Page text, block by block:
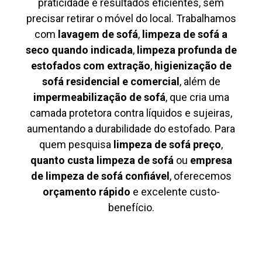
praticidade e resultados eficientes, sem
precisar retirar o móvel do local. Trabalhamos
com lavagem de sofá, limpeza de sofá a
seco quando indicada, limpeza profunda de
estofados com extração, higienização de
sofá residencial e comercial , além de
impermeabilização de sofá, que cria uma
camada protetora contra líquidos e sujeiras,
aumentando a durabilidade do estofado. Para
quem pesquisa limpeza de sofá preço,
quanto custa limpeza de sofáou empresa
de limpeza de sofá confiável , oferecemos
orçamento rápido e excelente custo-
benefício.